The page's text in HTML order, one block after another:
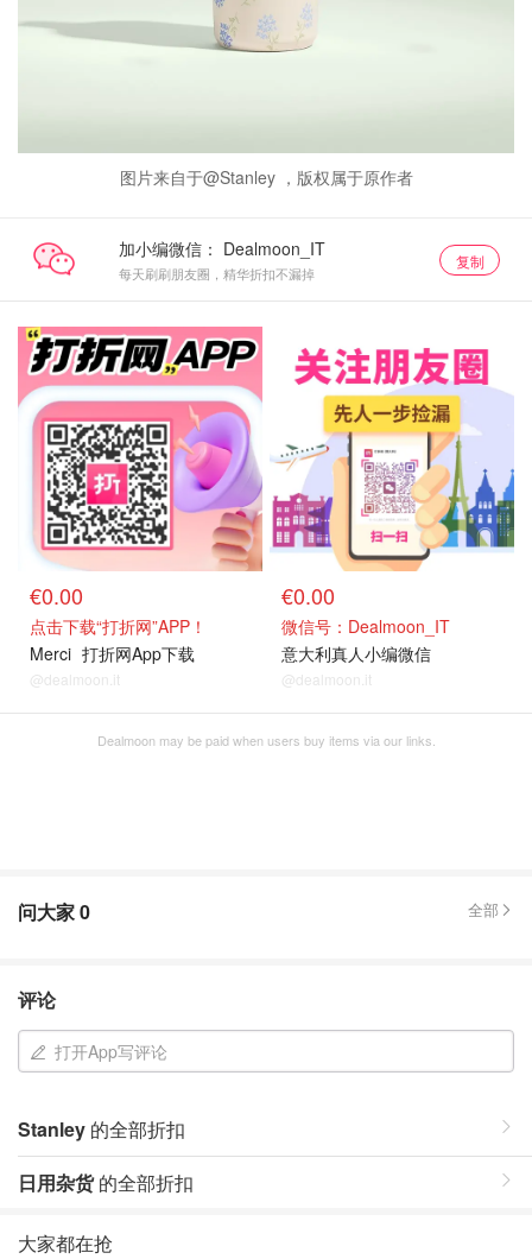
图片来自于@Stanley ，版权属于原作者
加小编微信：
每天刷刷朋友圈，精华折扣不漏掉
复制
€0.00
点击下载“打折网”APP！
Merci 打折网App下载
@dealmoon.it
€0.00
微信号：Dealmoon_IT
意大利真人小编微信
@dealmoon.it
Dealmoon may be paid when users buy items via our links.
问大家0 全部
评论
打开App写评论
Stanley 的全部折扣
日用杂货的全部折扣
大家都在抢